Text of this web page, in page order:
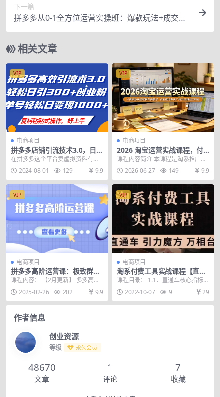
下一篇
拼多多从0-1全方位运营实操班：爆款玩法+成交高
峰黑车玩法（价值1280）
相关文章
VIP
电商项目
拼多多店铺引流技术3.0，日引
300+付费创业粉，单号轻松日
变现1000+
在拼多多这个平台卖虚拟资料有什
么优势呢? 首先是这个项目不需要成
本，不用物流，不...
2024-08-01 129 9.9
VIP
电商项目
2026 淘宝运营实战课程，付
费投放底层逻辑实操教学，优
化直通车投产提升店铺成交转
化
课程内容简介 本课程是淘系推广工
具专属陪跑营，系统讲解付费投放
底层逻辑与实操搭建...
2026-06-27 149 9.9
VIP
电商项目
拼多多高阶运营课：极致群爆
款玩法，轻付费无尽复制，打
课程内容： 【2月更新】 多多高阶
运营课 2024【拼多多】系列课程S
轻付费+...
2025-02-26 202 9.9
VIP
电商项目
淘系付费工具实战课程【直通
车、引力魔方】战略优化，实
课程目录： 1.1、直通车核心指标解
读.mp4 2.2、直通车4种不同开车目
的....2022-10-07 9 29
作者信息
创业资源
等级 永久会员
48670
文章
1
评论
7
收藏